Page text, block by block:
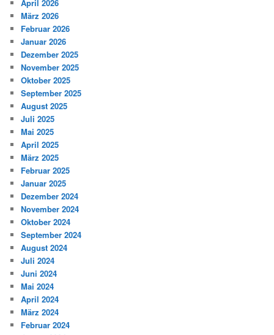
April 2026
März 2026
Februar 2026
Januar 2026
Dezember 2025
November 2025
Oktober 2025
September 2025
August 2025
Juli 2025
Mai 2025
April 2025
März 2025
Februar 2025
Januar 2025
Dezember 2024
November 2024
Oktober 2024
September 2024
August 2024
Juli 2024
Juni 2024
Mai 2024
April 2024
März 2024
Februar 2024